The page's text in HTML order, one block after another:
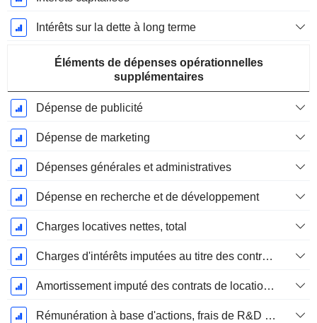
Intérêts sur la dette à long terme
Éléments de dépenses opérationnelles
supplémentaires
Dépense de publicité
Dépense de marketing
Dépenses générales et administratives
Dépense en recherche et de développement
Charges locatives nettes, total
Charges d'intérêts imputées au titre des contrats de location
Amortissement imputé des contrats de location simple
Rémunération à base d'actions, frais de R&D (total)